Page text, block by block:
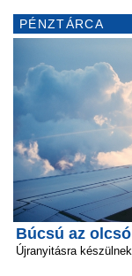
PÉNZTÁRCA
Búcsú az
Újranyitásra